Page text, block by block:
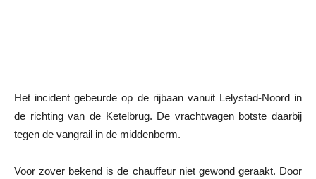
Het incident gebeurde op de rijbaan vanuit Lelystad-Noord in
de richting van de Ketelbrug. De vrachtwagen botste daarbij
tegen de vangrail in de middenberm.
Voor zover bekend is de chauffeur niet gewond geraakt. Door